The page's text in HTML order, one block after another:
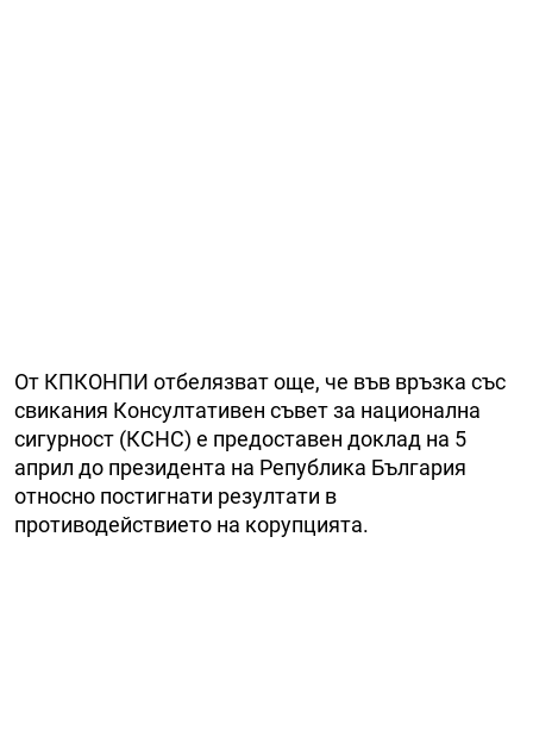
От КПКОНПИ отбелязват още, че във връзка със
свикания Консултативен съвет за национална
сигурност (КСНС) е предоставен доклад на 5
април до президента на Република България
относно постигнати резултати в
противодействието на корупцията.